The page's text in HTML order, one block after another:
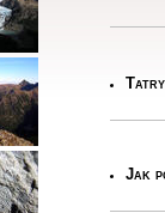
Jak